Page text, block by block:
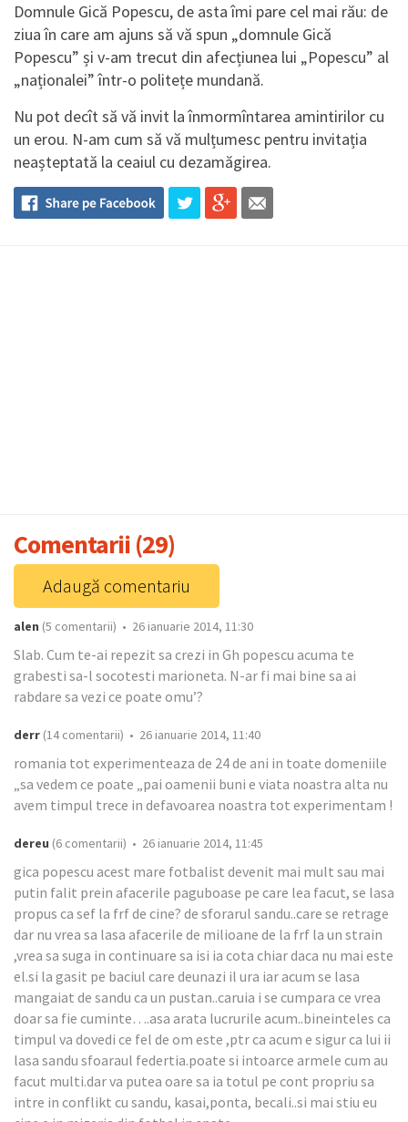
Domnule Gică Popescu, de asta îmi pare cel mai rău: de
ziua în care am ajuns să vă spun „domnule Gică
Popescu” și v-am trecut din afecțiunea lui „Popescu” al
„naționalei” într-o politețe mundană.
Nu pot decît să vă invit la înmormîntarea amintirilor cu
un erou. N-am cum să vă mulțumesc pentru invitația
neașteptată la ceaiul cu dezamăgirea.
Comentarii (29)
Adaugă comentariu
alen (5 comentarii) • 26 ianuarie 2014, 11:30
Slab. Cum te-ai repezit sa crezi in Gh popescu acuma te
grabesti sa-l socotesti marioneta. N-ar fi mai bine sa ai
rabdare sa vezi ce poate omu’?
derr (14 comentarii) • 26 ianuarie 2014, 11:40
romania tot experimenteaza de 24 de ani in toate domeniile
„sa vedem ce poate „pai oamenii buni e viata noastra alta nu
avem timpul trece in defavoarea noastra tot experimentam !
dereu (6 comentarii) • 26 ianuarie 2014, 11:45
gica popescu acest mare fotbalist devenit mai mult sau mai
putin falit prein afacerile paguboase pe care lea facut, se lasa
propus ca sef la frf de cine? de sforarul sandu..care se retrage
dar nu vrea sa lasa afacerile de milioane de la frf la un strain
,vrea sa suga in continuare sa isi ia cota chiar daca nu mai este
el.si la gasit pe baciul care deunazi il ura iar acum se lasa
mangaiat de sandu ca un pustan..caruia i se cumpara ce vrea
doar sa fie cuminte….asa arata lucrurile acum..bineinteles ca
timpul va dovedi ce fel de om este ,ptr ca acum e sigur ca lui ii
lasa sandu sfoaraul federtia.poate si intoarce armele cum au
facut multi.dar va putea oare sa ia totul pe cont propriu sa
intre in conflikt cu sandu, kasai,ponta, becali..si mai stiu eu